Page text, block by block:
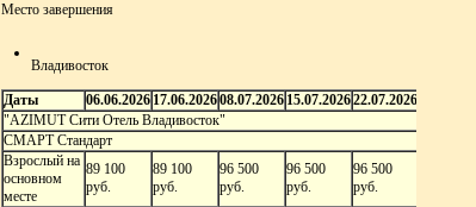
Место завершения
Владивосток
Даты 06.06.2026 17.06.202608.07.2026 15.07.202622.07.2026
"AZIMUT Сити Отель Владивосток"
СМАРТ Стандарт
Взрослый на
основном
месте
89 100
руб.
89 100
руб.
96 500
руб.
96 500
руб.
96 500
руб.